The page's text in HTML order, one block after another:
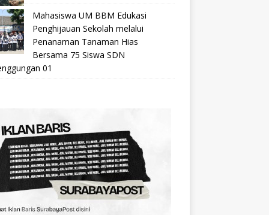
Mahasiswa UM BBM Edukasi
Penghijauan Sekolah melalui
Penanaman Tanaman Hias
Bersama 75 Siswa SDN
01